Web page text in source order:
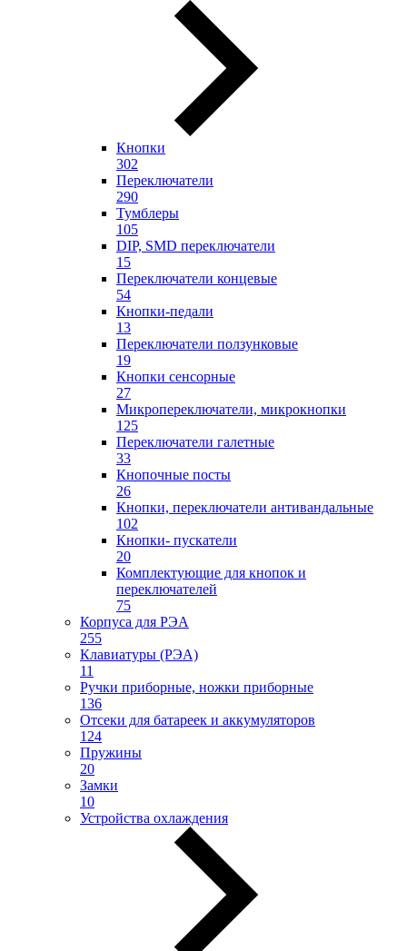
Кнопки
302
Переключатели
290
Тумблеры
105
DIP, SMD переключатели
15
Переключатели концевые
54
Кнопки-педали
13
Переключатели ползунковые
19
Кнопки сенсорные
27
Микропереключатели, микрокнопки
125
Переключатели галетные
33
Кнопочные посты
26
Кнопки, переключатели антивандальные
102
Кнопки- пускатели
20
Комплектующие для кнопок и
переключателей
75
Корпуса для РЭА
255
Клавиатуры (РЭА)
11
Ручки приборные, ножки приборные
136
Отсеки для батареек и аккумуляторов
124
Пружины
20
Замки
10
Устройства охлаждения